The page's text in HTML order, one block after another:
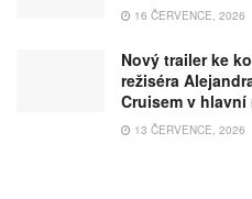
16 ČERVENCE, 2026
Nový trailer ke
režiséra
Cruisem v hlavní
13 ČERVENCE, 2026